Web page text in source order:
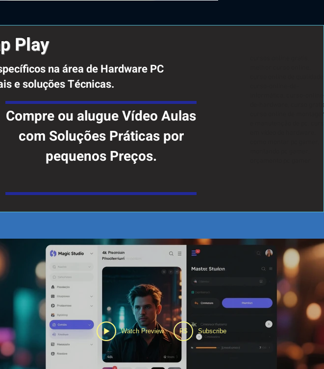
Play
na área de Hardware PC
e soluções Técnicas.
Compre ou alugue Vídeo Aulas
com Soluções Práticas por
pequenos Preços.
informática, curso-
de-hardware, curso
curso online de
Watch Preview R$ Subscribe